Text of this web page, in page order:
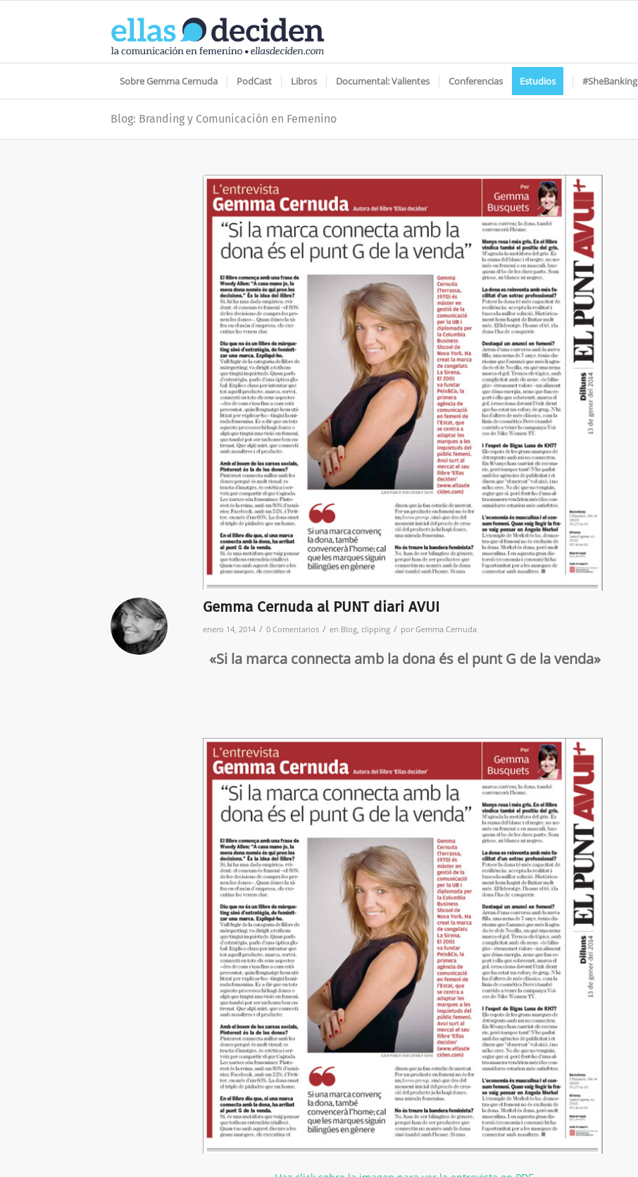
Sobre Gemma Cernuda PodCast Libros Documental: Valientes Conferencias Estudios #SheBanking
Blog: Branding y Comunicación en Femenino
Gemma Cernuda al PUNT diari AVUI
enero 14, 2014 / 0 Comentarios / en Blog clipping / porGemma Cernuda
«Si la marca connecta amb la dona és el punt G de la venda»